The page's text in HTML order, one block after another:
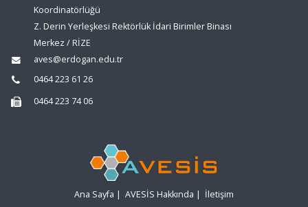
Koordinatörlüğü
Z. Derin Yerleşkesi Rektörlük İdari Birimler Binası
Merkez / RİZE
aves@erdogan.edu.tr
0464 223 61 26
0464 223 74 06
Ana Sayfa | AVESİS Hakkında | İletişim